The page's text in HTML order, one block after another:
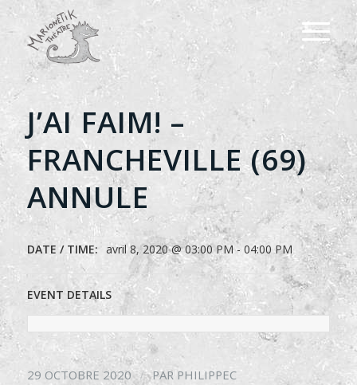
J’AI FAIM! –
FRANCHEVILLE (69)
ANNULE
DATE / TIME: avril 8, 2020 @ 03:00 PM - 04:00 PM
EVENT DETAILS
29 OCTOBRE 2020 / PAR PHILIPPEC